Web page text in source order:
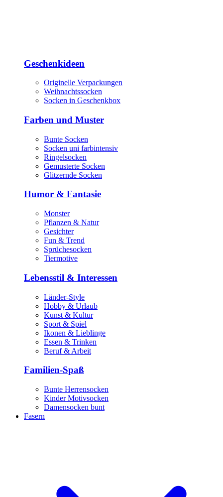
Geschenkideen
Originelle Verpackungen
Weihnachtssocken
Socken in Geschenkbox
Farben und Muster
Bunte Socken
Socken uni farbintensiv
Ringelsocken
Gemusterte Socken
Glitzernde Socken
Humor & Fantasie
Monster
Pflanzen & Natur
Gesichter
Fun & Trend
Sprüchesocken
Tiermotive
Lebensstil & Interessen
Länder-Style
Hobby & Urlaub
Kunst & Kultur
Sport & Spiel
Ikonen & Lieblinge
Essen & Trinken
Beruf & Arbeit
Familien-Spaß
Bunte Herrensocken
Kinder Motivsocken
Damensocken bunt
Fasern